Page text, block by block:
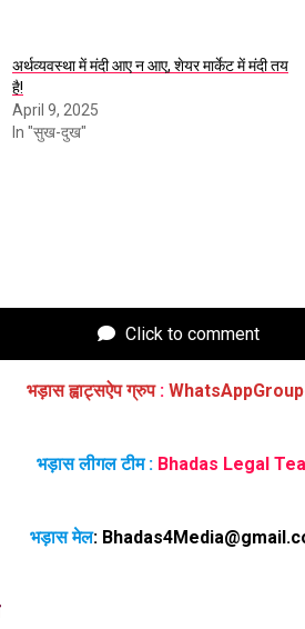
अर्थव्यवस्था में मंदी आए न आए, शेयर मार्केट में मंदी तय
है!
April 9, 2025
In "सुख-दुख"
Click to comment
भड़ास ह्वाट्सऐप ग्रुप :
भड़ास लीगल टीम : Bhadas Legal
भड़ास मेल: